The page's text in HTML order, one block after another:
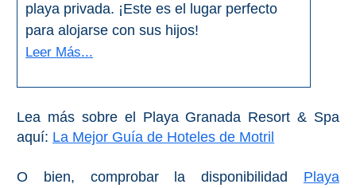
playa privada. ¡Este es el lugar perfecto
para alojarse con sus hijos!
Leer Más...
Lea más sobre el Playa Granada Resort & Spa
aquí: La Mejor Guía de Hoteles de Motril
O bien, comprobar la disponibilidad Playa